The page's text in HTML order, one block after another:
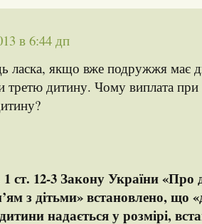
в 6:44 дп
ласка, якщо вже подружжя має
третю дитину. Чому виплата при
ст. 12-3 Закону України «Про
з дітьми» встановлено, що
надається у розмірі,